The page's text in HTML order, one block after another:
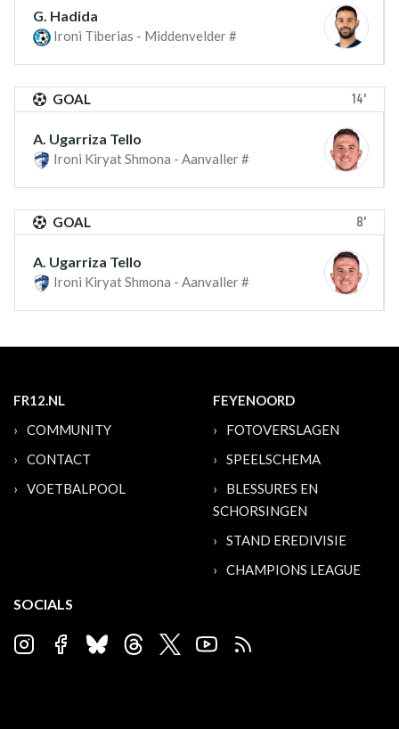
G. Hadida
Ironi Tiberias - Middenvelder #
GOAL 14'
A. Ugarriza Tello
Ironi Kiryat Shmona - Aanvaller #
GOAL 8'
A. Ugarriza Tello
Ironi Kiryat Shmona - Aanvaller #
FR12.NL
COMMUNITY
CONTACT
VOETBALPOOL
FEYENOORD
FOTOVERSLAGEN
SPEELSCHEMA
BLESSURES EN
SCHORSINGEN
STAND EREDIVISIE
CHAMPIONS LEAGUE
SOCIALS